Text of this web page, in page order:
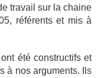
travail sur la chaine
référents et mis à
été constructifs et
à nos arguments. Ils